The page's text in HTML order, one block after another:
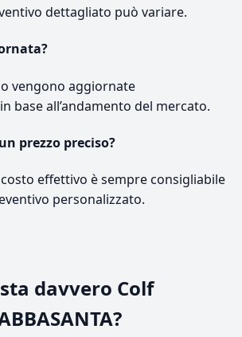
dettagliato può variare.
vengono aggiornate
base all’andamento del mercato.
prezzo preciso?
effettivo è sempre consigliabile
personalizzato.
davvero Colf